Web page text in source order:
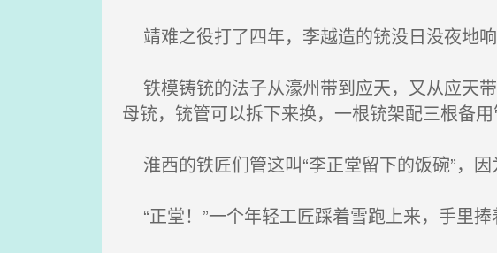
靖难之役打了四年，李越造的铳没日没夜地响
铁模铸铳的法子从濠州带到应天，又从应天
母铳，铳管可以拆下来换，一根铳架配三根备
淮西的铁匠们管这叫“李正堂留下的饭碗”，
“正堂！”一个年轻工匠踩着雪跑上来，手里捧